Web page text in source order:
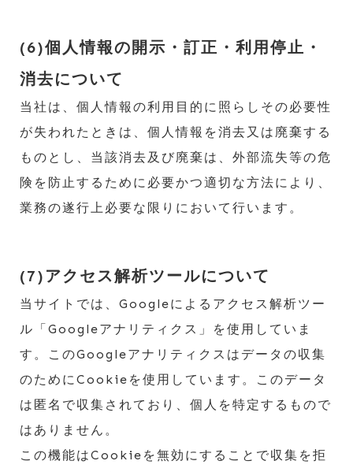
(6)個人情報の開示・訂正・利用停止・
消去について
当社は、個人情報の利用目的に照らしその必要性
が失われたときは、個人情報を消去又は廃棄する
ものとし、当該消去及び廃棄は、外部流失等の危
険を防止するために必要かつ適切な方法により、
業務の遂行上必要な限りにおいて行います。
(7) アクセス解析ツールについて
当サイトでは、Googleによるアクセス解析ツー
ル「Googleアナリティクス」を使用していま
す。このGoogleアナリティクスはデータの収集
のためにCookieを使用しています。このデータ
は匿名で収集されており、個人を特定するもので
はありません。
この機能はCookieを無効にすることで収集を拒